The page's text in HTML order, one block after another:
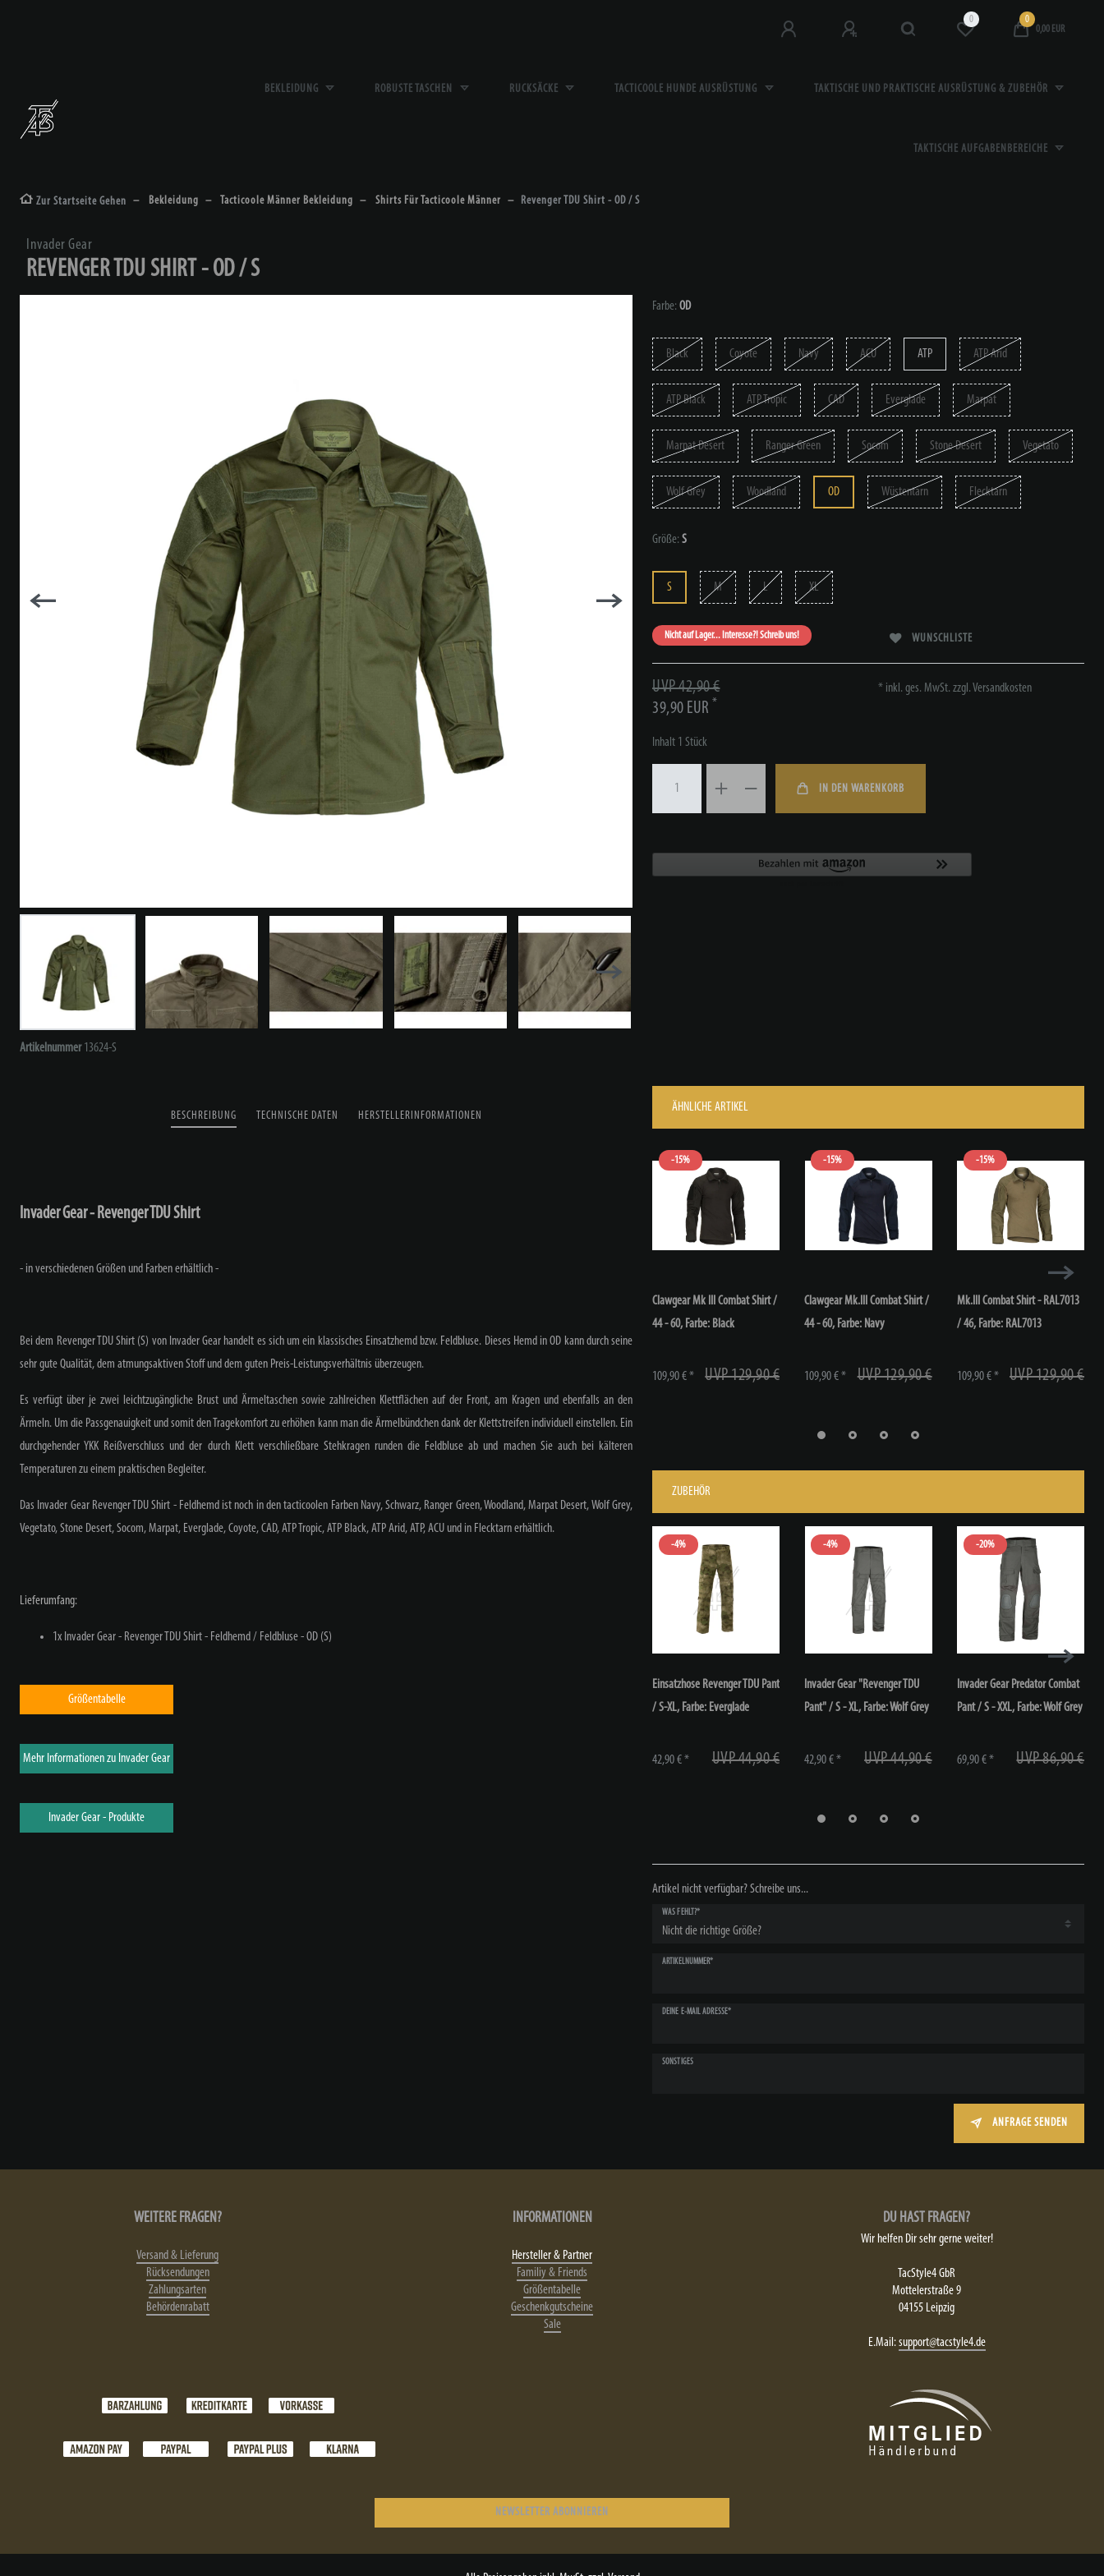
0
0
0,00 EUR
BEKLEIDUNG ROBUSTE TASCHEN RUCKSÄCKE TACTICOOLE HUNDE AUSRÜSTUNG TAKTISCHE UND PRAKTISCHE AUSRÜSTUNG & ZUBEHÖR
TAKTISCHE AUFGABENBEREICHE
Zur Startseite Gehen Bekleidung Tacticoole Männer Bekleidung Shirts Für Tacticoole Männer Revenger TDU Shirt - OD / S
Invader Gear
REVENGER TDU SHIRT - OD / S
Artikelnummer13624-S
Farbe: OD
Black Coyote Navy ACU ATP ATP Arid
ATP Black ATP Tropic CAD Everglade Marpat
Marpat Desert Ranger Green Socom Stone Desert Vegetato
Wolf Grey Woodland OD Wüstentarn Flecktarn
Größe: S
S M L XL
Nicht auf Lager... Interesse?! Schreib uns! WUNSCHLISTE
UVP 42,90 €
39,90 EUR *
Inhalt 1 Stück
* inkl. ges. MwSt. zzgl.Versandkosten
IN DEN WARENKORB
BESCHREIBUNG TECHNISCHE DATEN HERSTELLERINFORMATIONEN
Invader Gear - Revenger TDU Shirt
- in verschiedenen Größen und Farben erhältlich -
Bei dem Revenger TDU Shirt (S) von Invader Gear handelt es sich um ein klassisches Einsatzhemd bzw. Feldbluse. Dieses Hemd in OD kann durch seine
sehr gute Qualität, dem atmungsaktiven Stoff und dem guten Preis-Leistungsverhältnis überzeugen.
Es verfügt über je zwei leichtzugängliche Brust und Ärmeltaschen sowie zahlreichen Klettflächen auf der Front, am Kragen und ebenfalls an den
Ärmeln. Um die Passgenauigkeit und somit den Tragekomfort zu erhöhen kann man die Ärmelbündchen dank der Klettstreifen individuell einstellen. Ein
durchgehender YKK Reißverschluss und der durch Klett verschließbare Stehkragen runden die Feldbluse ab und machen Sie auch bei kälteren
Temperaturen zu einem praktischen Begleiter.
Das Invader Gear Revenger TDU Shirt - Feldhemd ist noch in den tacticoolen Farben Navy, Schwarz, Ranger Green, Woodland, Marpat Desert, Wolf Grey,
Vegetato, Stone Desert, Socom, Marpat, Everglade, Coyote, CAD, ATP Tropic, ATP Black, ATP Arid, ATP, ACU und in Flecktarn erhältlich.
Lieferumfang:
1x Invader Gear - Revenger TDU Shirt - Feldhemd / Feldbluse - OD (S)
Größentabelle
Mehr Informationen zu Invader Gear
Invader Gear - Produkte
ÄHNLICHE ARTIKEL
-15%
Clawgear Mk III Combat Shirt /
44 - 60, Farbe: Black
UVP 129,90 €
109,90 € *
-15%
Clawgear Mk.III Combat Shirt /
44 - 60, Farbe: Navy
UVP 129,90 €
109,90 € *
-15%
Mk.III Combat Shirt - RAL7013
/ 46, Farbe: RAL7013
UVP 129,90 €
109,90 € *
ZUBEHÖR
-4%
Einsatzhose Revenger TDU Pant
/ S-XL, Farbe: Everglade
UVP 44,90 €
42,90 € *
-4%
Invader Gear "Revenger TDU
Pant" / S - XL, Farbe: Wolf Grey
UVP 44,90 €
42,90 € *
-20%
Invader Gear Predator Combat
Pant / S - XXL, Farbe: Wolf Grey
UVP 86,90 €
69,90 € *
Artikel nicht verfügbar? Schreibe uns...
WAS FEHLT?*
ARTIKELNUMMER*
DEINE E-MAIL ADRESSE*
SONSTIGES
ANFRAGE SENDEN
WEITERE FRAGEN?
Versand & Lieferung
Rücksendungen
Zahlungsarten
Behördenrabatt
INFORMATIONEN
Hersteller & Partner
Familiy & Friends
Größentabelle
Geschenkgutscheine
Sale
DU HAST FRAGEN?
Wir helfen Dir sehr gerne weiter!
TacStyle4 GbR
Mottelerstraße 9
04155 Leipzig
E.Mail:support@tacstyle4.de
NEWSLETTER ABONNIEREN